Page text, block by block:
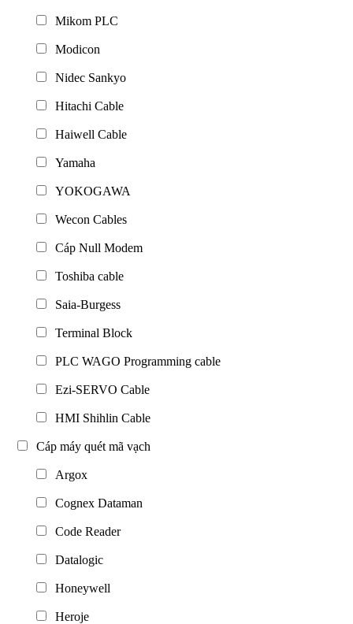
Mikom PLC
Modicon
Nidec Sankyo
Hitachi Cable
Haiwell Cable
Yamaha
YOKOGAWA
Wecon Cables
Cáp Null Modem
Toshiba cable
Saia-Burgess
Terminal Block
PLC WAGO Programming cable
Ezi-SERVO Cable
HMI Shihlin Cable
Cáp máy quét mã vạch
Argox
Cognex Dataman
Code Reader
Datalogic
Honeywell
Heroje